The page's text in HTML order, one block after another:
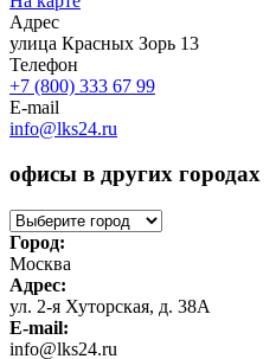
Адрес
улица Красных Зорь 13
Телефон
+7 (800) 333 67 99
E-mail
info@lks24.ru
офисы в других городах
Город:
Москва
Адрес:
ул. 2-я Хуторская, д. 38А
E-mail:
info@lks24.ru